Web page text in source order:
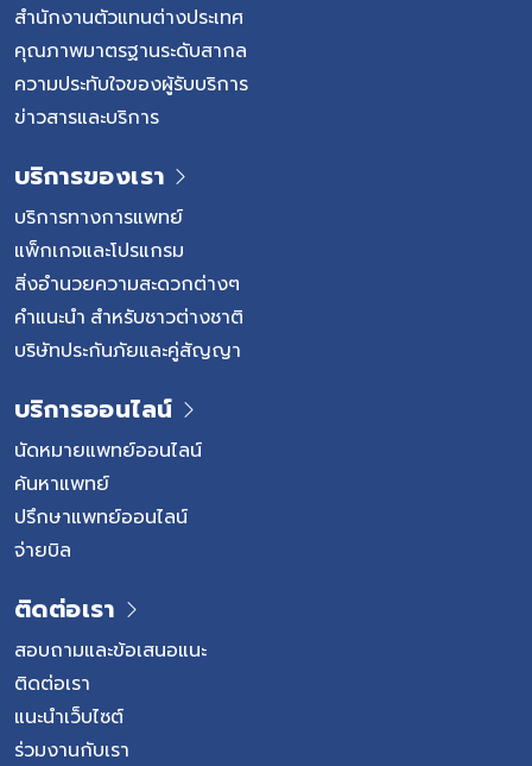
สำนักงานตัวแทนต่างประเทศ
คุณภาพมาตรฐานระดับสากล
ความประทับใจของผู้รับบริการ
ข่าวสารและบริการ
บริการของเรา
บริการทางการแพทย์
แพ็กเกจและโปรแกรม
สิ่งอำนวยความสะดวกต่างๆ
คำแนะนำ สำหรับชาวต่างชาติ
บริษัทประกันภัยและคู่สัญญา
บริการออนไลน์
นัดหมายแพทย์ออนไลน์
ค้นหาแพทย์
ปรึกษาแพทย์ออนไลน์
จ่ายบิล
ติดต่อเรา
สอบถามและข้อเสนอแนะ
ติดต่อเรา
แนะนำเว็บไซต์
ร่วมงานกับเรา